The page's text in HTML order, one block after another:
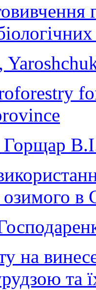
озимого в
на
та